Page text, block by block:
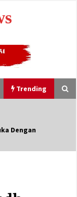
Trending
Saudi,
Dengan